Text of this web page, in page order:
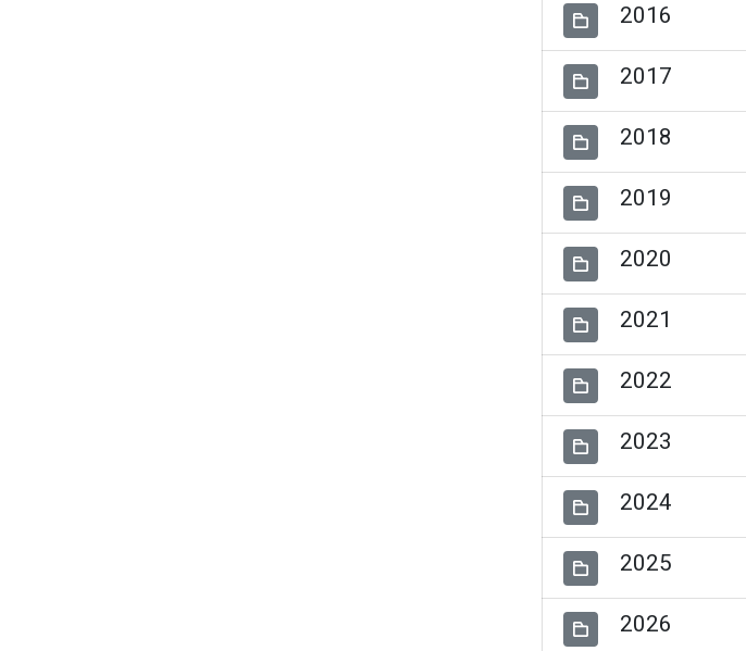
2016
2017
2018
2019
2020
2021
2022
2023
2024
2025
2026